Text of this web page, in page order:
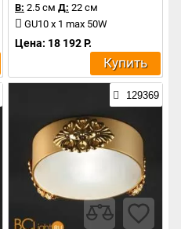
В: 2.5 см Д: 22 см
GU10 x 1 max 50W
Цена: 18 192 Р.
Купить
129369